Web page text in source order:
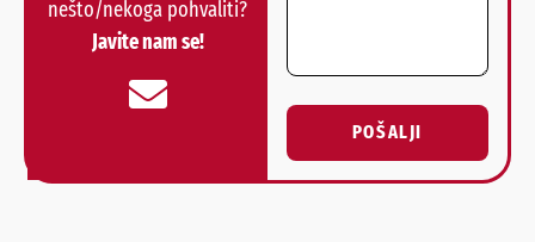
nešto/nekoga pohvaliti?
Javite nam se!
POŠALJI
Alternative: